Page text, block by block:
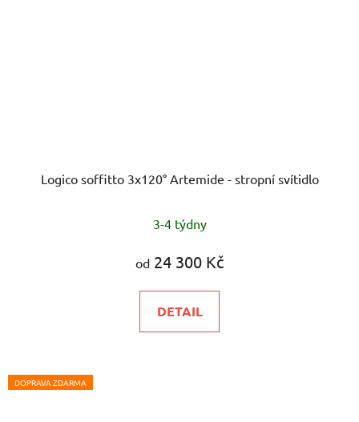
Logico soffitto 3x120° Artemide - stropní svítidlo
3-4 týdny
od 24 300 Kč
DETAIL
DOPRAVA ZDARMA